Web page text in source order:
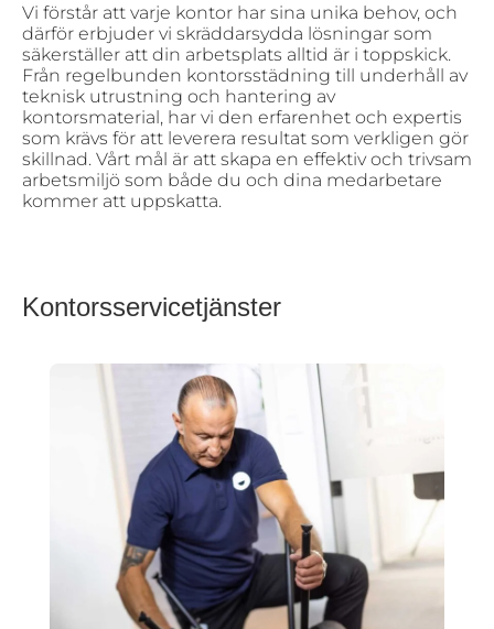
Vi förstår att varje kontor har sina unika behov, och
därför erbjuder vi skräddarsydda lösningar som
säkerställer att din arbetsplats alltid är i toppskick.
Från regelbunden kontorsstädning till underhåll av
teknisk utrustning och hantering av
kontorsmaterial, har vi den erfarenhet och expertis
som krävs för att leverera resultat som verkligen gör
skillnad. Vårt mål är att skapa en effektiv och trivsam
arbetsmiljö som både du och dina medarbetare
kommer att uppskatta.
Kontorsservicetjänster